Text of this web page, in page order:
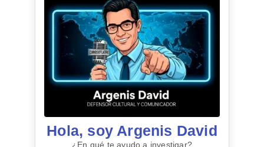
Hola, soy Argenis David
¿En qué te ayudo a investigar?